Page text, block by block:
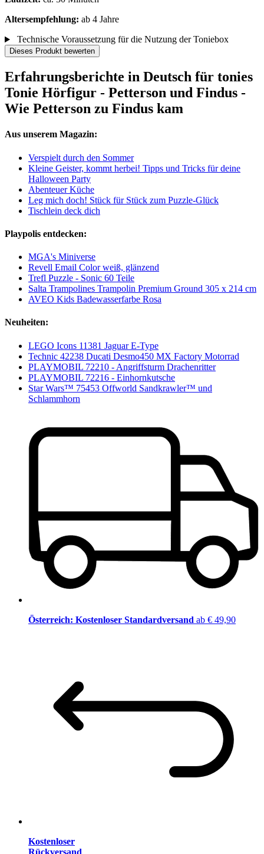
Altersempfehlung: ab 4 Jahre
Technische Voraussetzung für die Nutzung der Toniebox
Dieses Produkt bewerten
Erfahrungsberichte in Deutsch für tonies
Tonie Hörfigur - Petterson und Findus -
Wie Petterson zu Findus kam
Aus unserem Magazin:
Verspielt durch den Sommer
Kleine Geister, kommt herbei! Tipps und Tricks für deine
Halloween Party
Abenteuer Küche
Leg mich doch! Stück für Stück zum Puzzle-Glück
Tischlein deck dich
Playpolis entdecken:
MGA's Miniverse
Revell Email Color weiß, glänzend
Trefl Puzzle - Sonic 60 Teile
Salta Trampolines Trampolin Premium Ground 305 x 214 cm
AVEO Kids Badewasserfarbe Rosa
Neuheiten:
LEGO Icons 11381 Jaguar E-Type
Technic 42238 Ducati Desmo450 MX Factory Motorrad
PLAYMOBIL 72210 - Angriffsturm Drachenritter
PLAYMOBIL 72216 - Einhornkutsche
Star Wars™ 75453 Offworld Sandkrawler™ und
Schlammhorn
Österreich: Kostenloser Standardversand ab € 49,90
Kostenloser
Rückversand